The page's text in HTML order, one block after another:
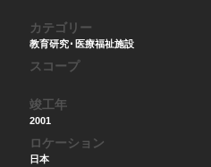
カテゴリー
教育研究･医療福祉施設
スコープ
竣工年
2001
ロケーション
日本